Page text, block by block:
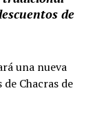
de
una nueva
Chacras de